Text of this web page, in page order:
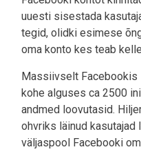
uuesti sisestada
tegid, olidki esimese
oma konto kes teab
Massiivselt Facebookis
kohe alguses ca 2500
andmed loovutasid.
ohvriks läinud
väljaspool Facebooki